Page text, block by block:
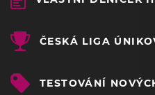
ČESKÁ LIGA
TESTOVÁNÍ